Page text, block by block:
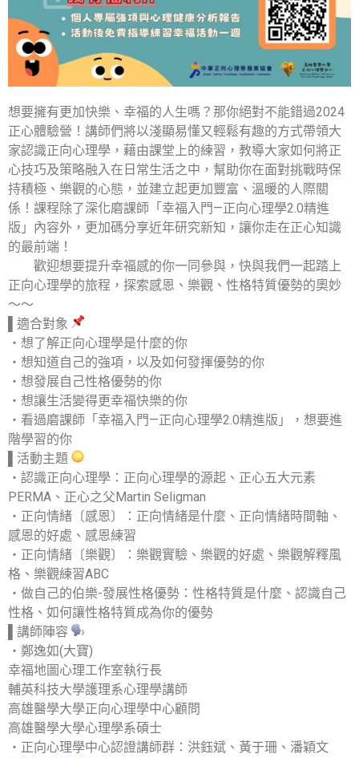
想要擁有更加快樂、幸福的人生嗎？那你絕對不能錯過2024
正心體驗營！講師們將以淺顯易懂又輕鬆有趣的方式帶領大
家認識正向心理學，藉由課堂上的練習，教導大家如何將正
心技巧及策略融入在日常生活之中，幫助你在面對挑戰時保
持積極、樂觀的心態，並建立起更加豐富、溫暖的人際關
係！課程除了深化磨課師「幸福入門—正向心理學2.0精進
版」內容外，更加碼分享近年研究新知，讓你走在正心知識
的最前端！
歡迎想要提升幸福感的你一同參與，快與我們一起踏上
正向心理學的旅程，探索感恩、樂觀、性格特質優勢的奧妙
～～
▌適合對象
‧想了解正向心理學是什麼的你
‧想知道自己的強項，以及如何發揮優勢的你
‧想發展自己性格優勢的你
‧想讓生活變得更幸福快樂的你
‧看過磨課師「幸福入門—正向心理學2.0精進版」，想要進
階學習的你
▌活動主題
‧認識正向心理學：正向心理學的源起、正心五大元素
PERMA、正心之父Martin Seligman
‧正向情緒〔感恩〕：正向情緒是什麼、正向情緒時間軸、
感恩的好處、感恩練習
‧正向情緒〔樂觀〕：樂觀實驗、樂觀的好處、樂觀解釋風
格、樂觀練習ABC
‧做自己的伯樂-發展性格優勢：性格特質是什麼、認識自己
性格、如何讓性格特質成為你的優勢
▌講師陣容
‧鄭逸如(大寶)
幸福地圖心理工作室執行長
輔英科技大學護理系心理學講師
高雄醫學大學正向心理學中心顧問
高雄醫學大學心理學系碩士
‧正向心理學中心認證講師群：洪鈺斌、黃于珊、潘穎文